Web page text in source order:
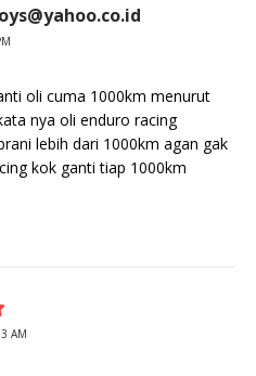
oli cuma 1000km menurut
nya oli enduro racing
lebih dari 1000km agan gak
kok ganti tiap 1000km
AM